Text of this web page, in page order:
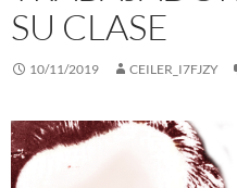
SU CLASE
10/11/2019 CEILER_I7FJZY